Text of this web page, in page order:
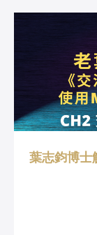
葉志鈞博士